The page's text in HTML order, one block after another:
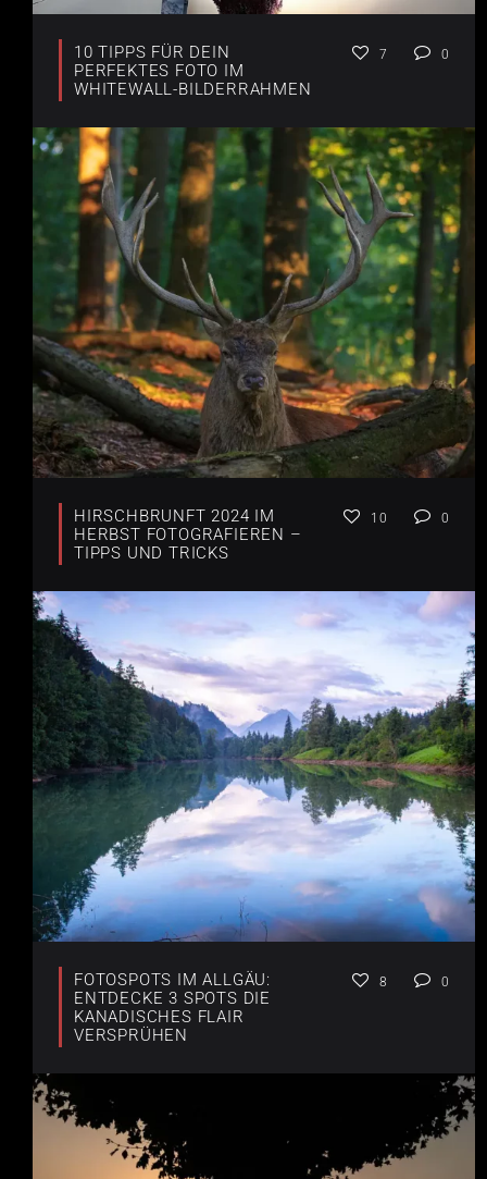
10 TIPPS FÜR DEIN
PERFEKTES FOTO IM
WHITEWALL-BILDERRAHMEN
7 0
HIRSCHBRUNFT 2024 IM
HERBST FOTOGRAFIEREN –
TIPPS UND TRICKS
10 0
FOTOSPOTS IM ALLGÄU:
ENTDECKE 3 SPOTS DIE
KANADISCHES FLAIR
VERSPRÜHEN
8 0